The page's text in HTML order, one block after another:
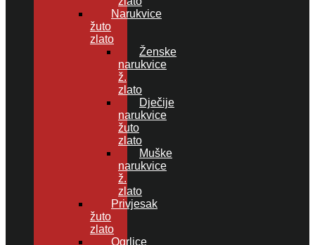
Narukvice
žuto
zlato
Ženske
narukvice
ž.
zlato
Dječije
narukvice
žuto
zlato
Muške
narukvice
ž.
zlato
Privjesak
žuto
zlato
Ogrlice